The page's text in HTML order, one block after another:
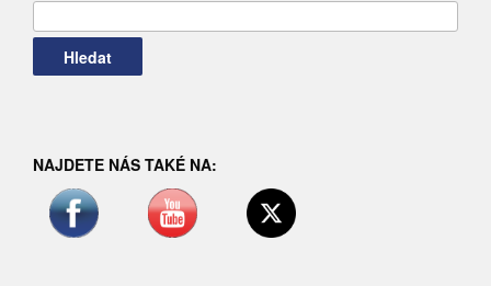
NAJDETE NÁS TAKÉ NA: